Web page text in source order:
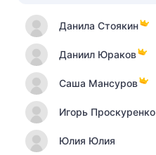
Данила Стоякин
Даниил Юраков
Саша Мансуров
Игорь Проскуренко
Юлия Юлия